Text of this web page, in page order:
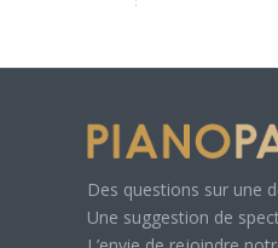
Des questions sur une
Une suggestion de